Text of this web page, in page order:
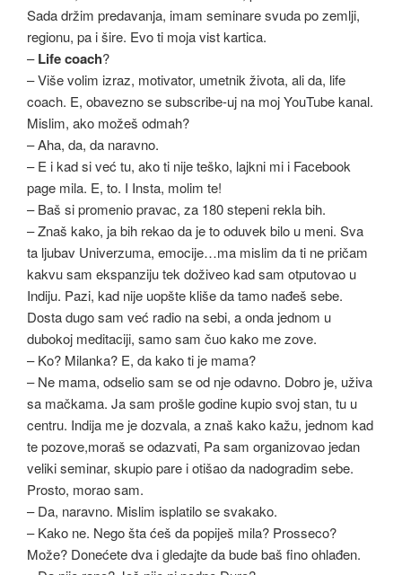
Sada držim predavanja, imam seminare svuda po zemlji,
regionu, pa i šire. Evo ti moja vist kartica.
–Life coach?
– Više volim izraz, motivator, umetnik života, ali da, life
coach. E, obavezno se subscribe-uj na moj YouTube kanal.
Mislim, ako možeš odmah?
– Aha, da, da naravno.
– E i kad si već tu, ako ti nije teško, lajkni mi i Facebook
page mila. E, to. I Insta, molim te!
– Baš si promenio pravac, za 180 stepeni rekla bih.
– Znaš kako, ja bih rekao da je to oduvek bilo u meni. Sva
ta ljubav Univerzuma, emocije…ma mislim da ti ne pričam
kakvu sam ekspanziju tek doživeo kad sam otputovao u
Indiju. Pazi, kad nije uopšte kliše da tamo nađeš sebe.
Dosta dugo sam već radio na sebi, a onda jednom u
dubokoj meditaciji, samo sam čuo kako me zove.
– Ko? Milanka? E, da kako ti je mama?
– Ne mama, odselio sam se od nje odavno. Dobro je, uživa
sa mačkama. Ja sam prošle godine kupio svoj stan, tu u
centru. Indija me je dozvala, a znaš kako kažu, jednom kad
te pozove,moraš se odazvati, Pa sam organizovao jedan
veliki seminar, skupio pare i otišao da nadogradim sebe.
Prosto, morao sam.
– Da, naravno. Mislim isplatilo se svakako.
– Kako ne. Nego šta ćeš da popiješ mila? Prosseco?
Može? Donećete dva i gledajte da bude baš fino ohlađen.